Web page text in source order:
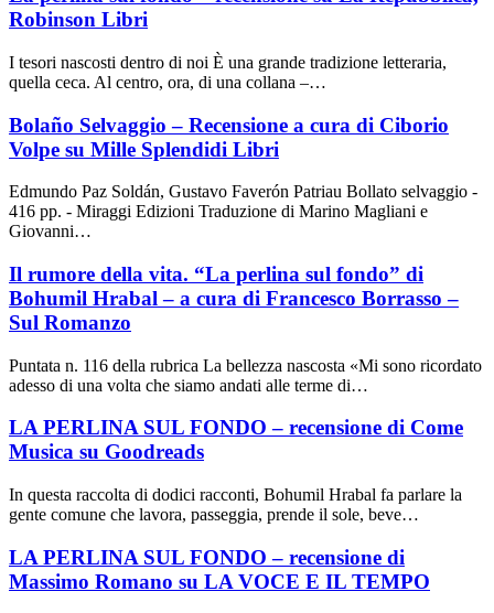
Robinson Libri
I tesori nascosti dentro di noi È una grande tradizione letteraria,
quella ceca. Al centro, ora, di una collana –…
Bolaño Selvaggio – Recensione a cura di Ciborio
Volpe su Mille Splendidi Libri
Edmundo Paz Soldán, Gustavo Faverón Patriau Bollato selvaggio -
416 pp. - Miraggi Edizioni Traduzione di Marino Magliani e
Giovanni…
Il rumore della vita. “La perlina sul fondo” di
Bohumil Hrabal – a cura di Francesco Borrasso –
Sul Romanzo
Puntata n. 116 della rubrica La bellezza nascosta «Mi sono ricordato
adesso di una volta che siamo andati alle terme di…
LA PERLINA SUL FONDO – recensione di Come
Musica su Goodreads
In questa raccolta di dodici racconti, Bohumil Hrabal fa parlare la
gente comune che lavora, passeggia, prende il sole, beve…
LA PERLINA SUL FONDO – recensione di
Massimo Romano su LA VOCE E IL TEMPO